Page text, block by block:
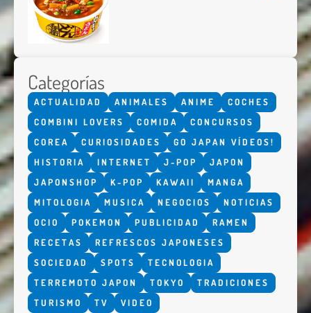
Categorías
ACTUALIDAD ANIMALES ANIME
COCHES
COMBINI LOVERS
COMIDA
CONCURSOS
COREA
CURIOSIDADES
GO JAPAN VÍDEOS!
HISTORIA
INTERNET J-POP
JAPON
JAPONSHOP
K-POP KAWAII
MANGA
MITOLOGIA
MUSICA NEGOCIOS
NOTICIAS
OCIO
POKEMON PUBLICIDAD
RAMEN
RECETAS
REFRESCOS JAPONESES
SOCIEDAD
SPOTS
TECNOLOGIA
TERREMOTO JAPON
TOKYO
TRADICIONES
TURISMO
TV VIDEO